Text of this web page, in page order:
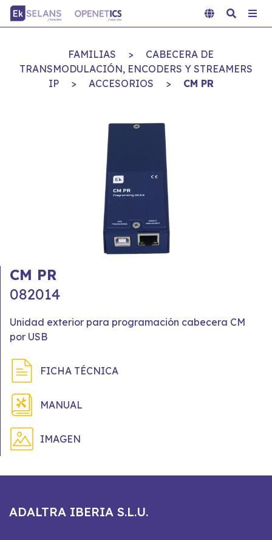
FAMILIAS >
CABECERA DE
TRANSMODULACIÓN, ENCODERS Y STREAMERS
IP
> ACCESORIOS > CM PR
CM PR
082014
Unidad exterior para programación cabecera CM
por USB
FICHA TÉCNICA
MANUAL
IMAGEN
ADALTRA IBERIA S.L.U.